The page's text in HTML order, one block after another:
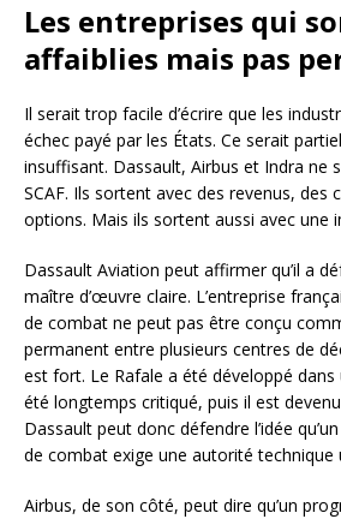
Les entreprises qui
affaiblies mais pas
Il serait trop facile d’écrire que les
échec payé par les États. Ce serait
insuffisant. Dassault, Airbus et Indra ne
SCAF. Ils sortent avec des revenus, des
options. Mais ils sortent aussi avec une
Dassault Aviation peut affirmer qu’il a
maître d’œuvre claire. L’entreprise
de combat ne peut pas être conçu
permanent entre plusieurs centres de
est fort. Le Rafale a été développé dans
été longtemps critiqué, puis il est
Dassault peut donc défendre l’idée
de combat exige une autorité technique
Airbus, de son côté, peut dire qu’un